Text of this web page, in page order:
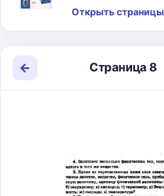
Открыть страницы
← Страница 8